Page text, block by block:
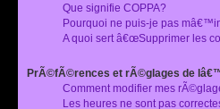
Que signifie COPPA?
Pourquoi ne puis-je pas
A quoi sert â€œSupprimer les
PrÃ©fÃ©rences et rÃ©glages de
Comment modifier mes
Les heures ne sont pas